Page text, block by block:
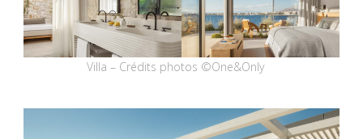
Villa – Crédits photos ©One&Only